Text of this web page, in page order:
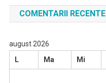
COMENTARII RECENTE
august 2026
L
Ma Mi